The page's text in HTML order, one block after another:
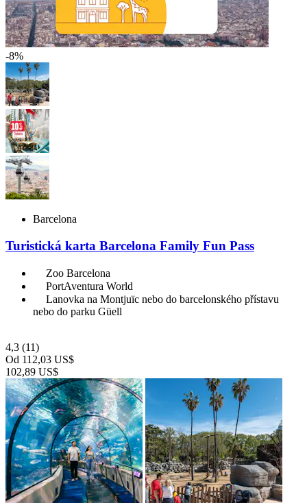
-8%
Barcelona
Turistická karta Barcelona Family Fun Pass
Zoo Barcelona
PortAventura World
Lanovka na Montjuïc nebo do barcelonského přístavu
nebo do parku Güell
4,3 (11)
Od 112,03 US$
102,89 US$